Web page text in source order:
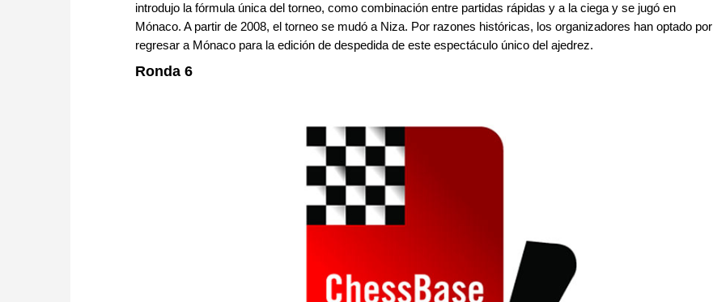
introdujo la fórmula única del torneo, como combinación entre partidas rápidas y a la ciega y se jugó en
Mónaco. A partir de 2008, el torneo se mudó a Niza. Por razones históricas, los organizadores han optado por
regresar a Mónaco para la edición de despedida de este espectáculo único del ajedrez.
Ronda 6